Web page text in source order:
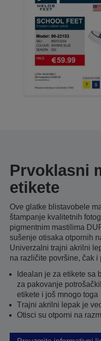
Prvoklasni
etikete
Ove glatke blistavobele
štampanje kvalitetnih
pigmentnim mastilima
sušenje otisaka otpornih
Univerzalni trajni akrilni
na različite površine, čak i
Idealan je za etikete sa
za pakovanje
etikete i još mnogo toga
Тrajni akrilni lepak je
Otisci su otporni na